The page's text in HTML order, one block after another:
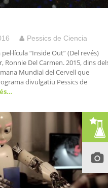
Pessics de Ciencia
“Inside Out” (Del revés)
Ronnie Del Carmen. 2015, dins
Mundial del Cervell que
divulgatiu Pessics de